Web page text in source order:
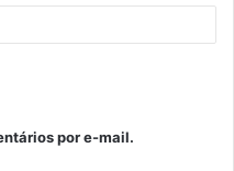
por e-mail.